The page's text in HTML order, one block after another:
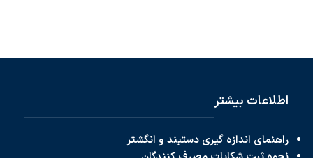
اطلاعات بیشتر
راهنمای اندازه گیری دستبند و انگشتر